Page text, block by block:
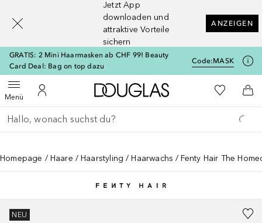
Jetzt App
downloaden und
attraktive Vorteile
sichern
ANZEIGEN
GRATIS: 2 Mini Haarmasken ab CHF 99! Beauty
Card Deal: Bag on top dazu
Code:MASK
MenüMenü öffnenZu Meinem Kundenkonto
Zur Douglas Startseite
Zu Meiner
Gehe zurück
Suche ausführen
Homepage Haare Haarstyling Haarwachs Fenty Hair The
NEU
[navigation.slideout.screenreader]